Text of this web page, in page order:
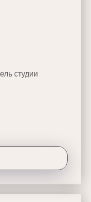
студии